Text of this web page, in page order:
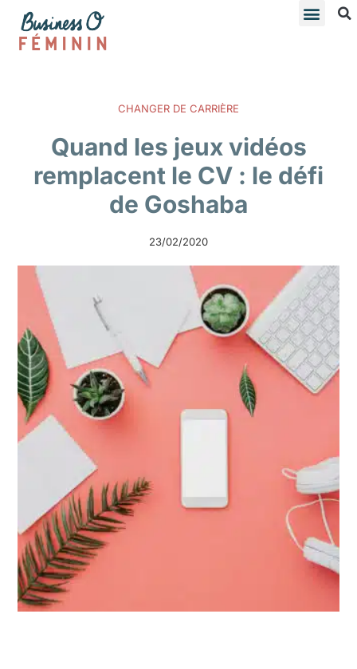
CHANGER DE CARRIÈRE
Quand les jeux vidéos
remplacent le CV : le défi
de Goshaba
23/02/2020